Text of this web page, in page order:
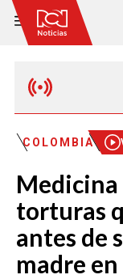
COLOMBIA
Medicina
torturas
antes de
madre